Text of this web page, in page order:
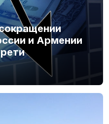
и Армении